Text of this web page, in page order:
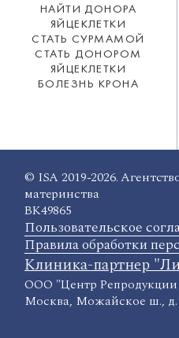
НАЙТИ ДОНОРА
ЯЙЦЕКЛЕТКИ
СТАТЬ СУРМАМОЙ
СТАТЬ ДОНОРОМ
ЯЙЦЕКЛЕТКИ
БОЛЕЗНЬ КРОНА
© ISA 2019-2026.
материнства
ВК49865
Пользовательское
Правила обработки
Клиника-партнер
ООО "Центр
Москва, Можайское ш., д.